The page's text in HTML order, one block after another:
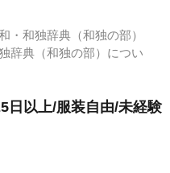
・和独辞典（和独の部）
辞典（和独の部）につい
日以上/服装自由/未経験